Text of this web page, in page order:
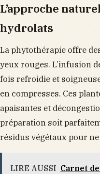
L’approche
hydrolats
La phytothérapie offre
yeux rouges. L’infusion
fois refroidie et
en compresses. Ces
apaisantes et
préparation soit
résidus végétaux pour
LIRE AUSSI Carnet